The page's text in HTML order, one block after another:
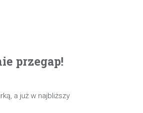
przegap!
a już w najbliższy